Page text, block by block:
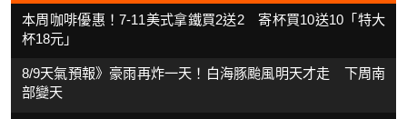
本周咖啡優惠！7-11美式拿鐵買2送2 寄杯買10送10「特大
杯18元」
8/9天氣預報》豪雨再炸一天！白海豚颱風明天才走 下周南
部變天